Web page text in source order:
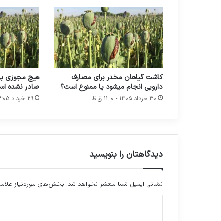
ش
ت
ی
و
آ
ر
ا
ی
ش
ی
ا
م
ی
ا
ب
کاشت گیاهان مخدر برای مصارف
دارویی انجام میشود یا ممنوع است؟
30 خرداد 1405 - 11:10 ق.ظ
هیچ مجوزی
صادر نشده
29 خرداد 1405 - 11:06 ق.ظ
دیدگاهتان را بنویسید
نشانی ایمیل شما منتشر نخواهد شد. بخش‌های موردنیاز